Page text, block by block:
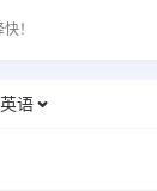
！
英语